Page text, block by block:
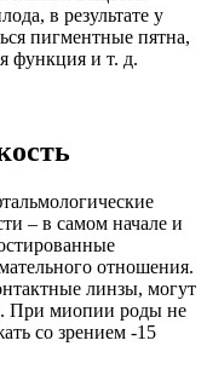
в результате у
пигментные пятна,
функция и т. д.
– в самом начале и
отношения.
линзы, могут
При миопии роды не
со зрением -15